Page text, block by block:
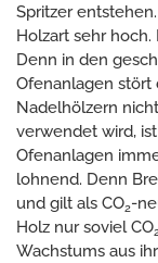
Spritzer
Holzart sehr
Denn in den
Ofenanlagen stört
Nadelhölzern
verwendet wird,
Ofenanlagen
lohnend. Denn
und gilt als CO2-
Holz nur soviel CO
Wachstums aus